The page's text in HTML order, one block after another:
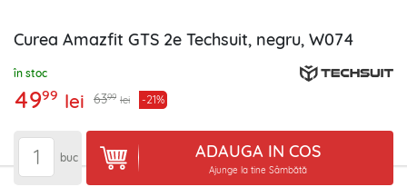
Curea Amazfit GTS 2e Techsuit, negru, W074
în stoc
4999 lei 6399 lei -21%
buc ADAUGA IN COS
Ajunge la tine Sâmbătă